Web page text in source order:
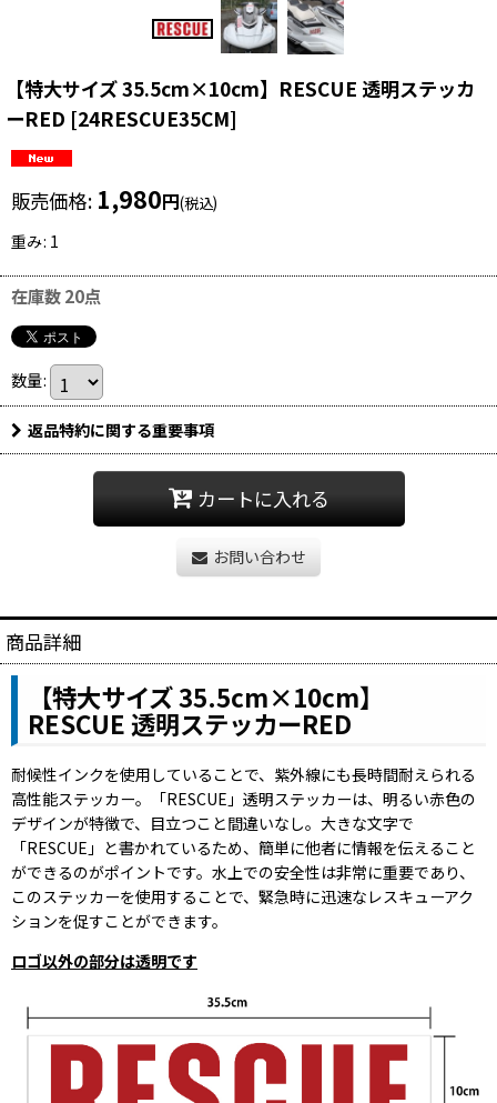
【特大サイズ 35.5cm×10cm】RESCUE 透明ステッカ
ーRED [24RESCUE35CM]
販売価格: 1,980円(税込)
重み: 1
在庫数 20点
数量:
返品特約に関する重要事項
カートに入れる
お問い合わせ
商品詳細
【特大サイズ 35.5cm×10cm】
RESCUE 透明ステッカーRED
耐候性インクを使用していることで、紫外線にも長時間耐えられる
高性能ステッカー。
「RESCUE」透明ステッカーは、明るい赤色の
デザインが特徴で、目立つこと間違いなし。大きな文字で
「RESCUE」と書かれているため、簡単に他者に情報を伝えること
ができるのがポイントです。水上での安全性は非常に重要であり、
このステッカーを使用することで、緊急時に迅速なレスキューアク
ションを促すことができます。
ロゴ以外の部分は透明です